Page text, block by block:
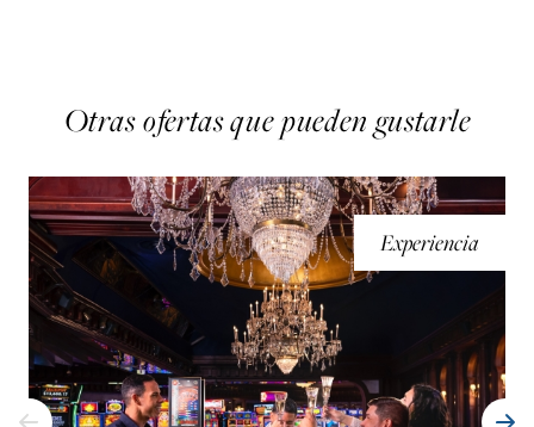
Otras ofertas que pueden gustarle
Experiencia